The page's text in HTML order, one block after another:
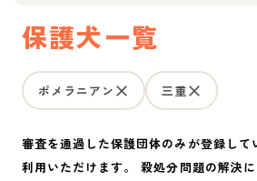
保護犬一覧
ポメラニアン 三重
審査を通過した保護団体のみが登録して
利用いただけます。 殺処分問題の解決